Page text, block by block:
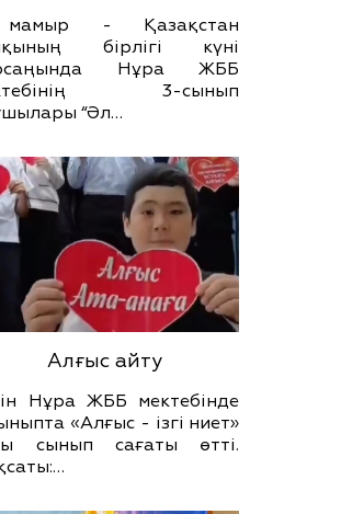
- Қазақстан
бірлігі күні
Нұра ЖББ
3-сынып
“Әл…
Алғыс айту
Нұра ЖББ мектебінде
«Алғыс - ізгі ниет»
сынып сағаты өтті.